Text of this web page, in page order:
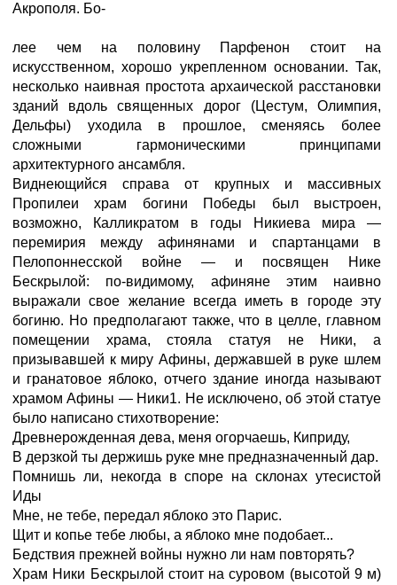
Акрополя. Бо-
лее чем на половину Парфенон стоит на
искусственном, хорошо укрепленном основании. Так,
несколько наивная простота архаической расстановки
зданий вдоль священных дорог (Цестум, Олимпия,
Дельфы) уходила в прошлое, сменяясь более
сложными гармоническими принципами
архитектурного ансамбля.
Виднеющийся справа от крупных и массивных
Пропилеи храм богини Победы был выстроен,
возможно, Калликратом в годы Никиева мира —
перемирия между афинянами и спартанцами в
Пелопоннесской войне — и посвящен Нике
Бескрылой: по-видимому, афиняне этим наивно
выражали свое желание всегда иметь в городе эту
богиню. Но предполагают также, что в целле, главном
помещении храма, стояла статуя не Ники, а
призывавшей к миру Афины, державшей в руке шлем
и гранатовое яблоко, отчего здание иногда называют
храмом Афины — Ники1. Не исключено, об этой статуе
было написано стихотворение:
Древнерожденная дева, меня огорчаешь, Киприду,
В дерзкой ты держишь руке мне предназначенный дар.
Помнишь ли, некогда в споре на склонах утесистой
Иды
Мне, не тебе, передал яблоко это Парис.
Щит и копье тебе любы, а яблоко мне подобает...
Бедствия прежней войны нужно ли нам повторять?
Храм Ники Бескрылой стоит на суровом (высотой 9 м)